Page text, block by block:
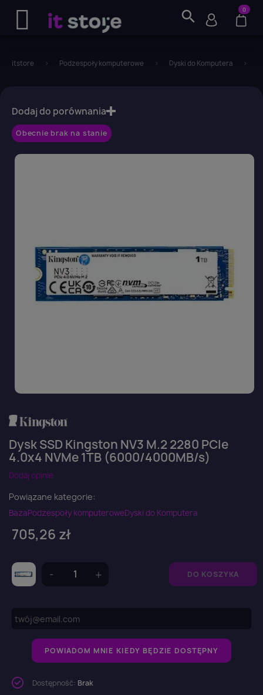
search 0
itstore Podzespoły komputerowe Dyski do Komputera
Obecnie brak na stanie
Dysk SSD Kingston NV3 M.2 2280 PCIe
4.0x4 NVMe 1TB (6000/4000MB/s)
Dodaj opinie
Powiązane kategorie:
BazaPodzespoły komputeroweDyski do Komputera
705,26 zł
DO KOSZYKA
Dodaj do porównania
POWIADOM MNIE KIEDY BĘDZIE DOSTĘPNY
Dostępność: Brak